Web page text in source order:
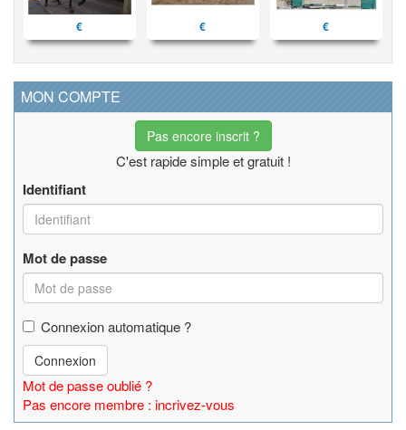
€ € €
MON COMPTE
Pas encore inscrit ?
C'est rapide simple et gratuit !
Identifiant
Mot de passe
Connexion automatique ?
Connexion
Mot de passe oublié ?
Pas encore membre : incrivez-vous